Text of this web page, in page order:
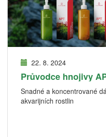
22. 8. 2024
Průvodce hnojivy
Snadné a koncentrované
akvarijních rostlin